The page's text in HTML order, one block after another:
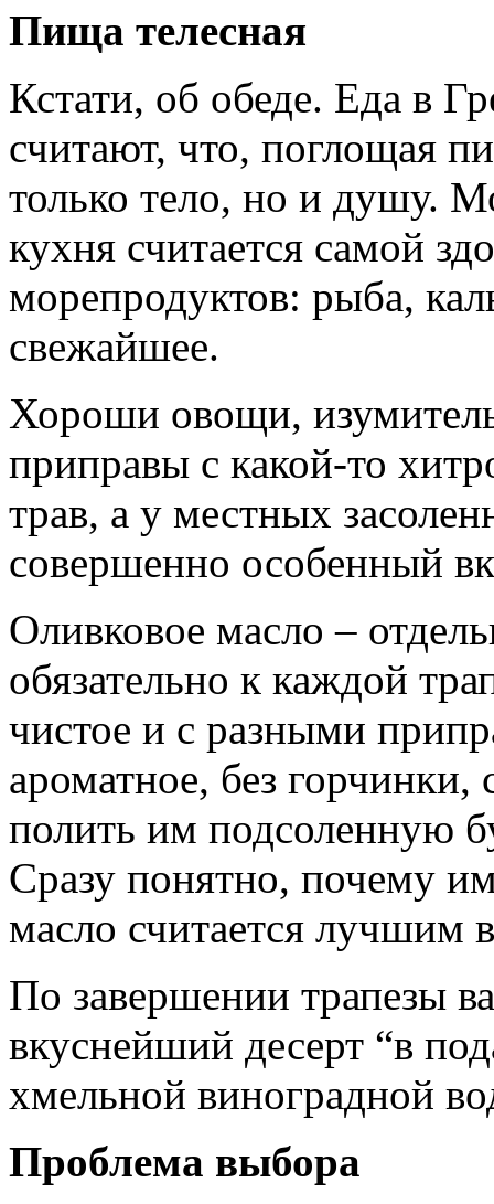
Пища телесная
Кстати, об обеде. Еда в
считают, что, поглощая
только тело, но и душу.
кухня считается самой
морепродуктов: рыба,
свежайшее.
Хороши овощи,
приправы с какой-то
трав, а у местных
совершенно особенный
Оливковое масло –
обязательно к каждой
чистое и с разными
ароматное, без
полить им подсоленную
Сразу понятно, почему
масло считается лучшим
По завершении трапезы
вкуснейший десерт “в
хмельной виноградной
Проблема выбора